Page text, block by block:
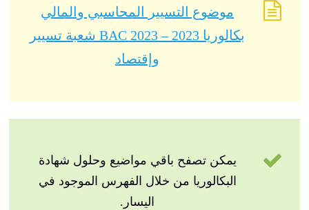
موضوع التسيير المحاسبي والمالي
بكالوريا 2023 – BAC 2023 شعبة تسيير
وإقتصاد
يمكن تصفح باقي مواضيع وحلول شهادة
البكالوريا من خلال الفهرس الموجود في
اليسار.